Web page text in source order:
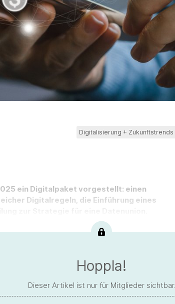
Digitalisierung + Zukunftstrends
ein Digitalpaket vorgestellt: einen
Digitalregeln, die Einführung eines
Hoppla!
Dieser Artikel ist nur für Mitglieder sichtbar.